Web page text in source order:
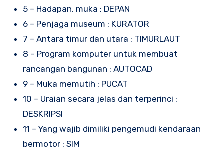
5 – Hadapan, muka : DEPAN
6 – Penjaga museum : KURATOR
7 – Antara timur dan utara : TIMURLAUT
8 – Program komputer untuk membuat
rancangan bangunan : AUTOCAD
9 – Muka memutih : PUCAT
10 – Uraian secara jelas dan terperinci :
DESKRIPSI
11 – Yang wajib dimiliki pengemudi kendaraan
bermotor : SIM